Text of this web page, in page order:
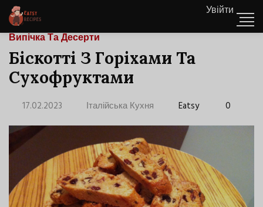
Увійти
Випічка Та Десерти
Біскотті З Горіхами Та
Сухофруктами
17.02.2023 Італійська Кухня Eatsy 0